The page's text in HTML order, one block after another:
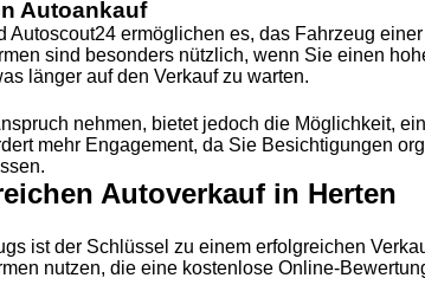
Autoankauf
ermöglichen es, das Fahrzeug
sind besonders nützlich, wenn Sie einen
länger auf den Verkauf zu warten.
nehmen, bietet jedoch die Möglichkeit,
mehr Engagement, da Sie Besichtigungen
Autoverkauf in Herten
ist der Schlüssel zu einem erfolgreichen
nutzen, die eine kostenlose Online-